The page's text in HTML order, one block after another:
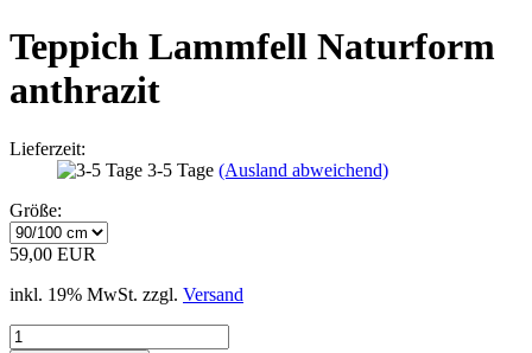
Teppich Lammfell Naturform
anthrazit
Lieferzeit:
3-5 Tage (Ausland abweichend)
Größe:
59,00 EUR
inkl. 19% MwSt. zzgl. Versand